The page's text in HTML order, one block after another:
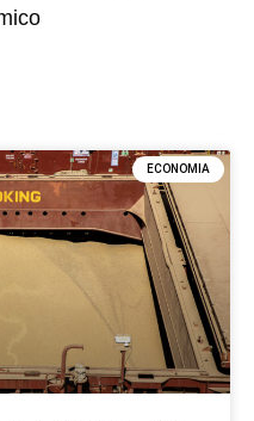
ECONOMIA